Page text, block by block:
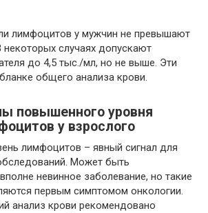
лимфоцитов у мужчин не превышают
некоторых случаях допускают
до 4,5 тыс./мл, но не выше. Эти
общего анализа крови.
повышенного уровня
у взрослого
лимфоцитов – явный сигнал для
Может быть
невинное заболевание, но такие
первым симптомом онкологии.
анализ крови рекомендовано